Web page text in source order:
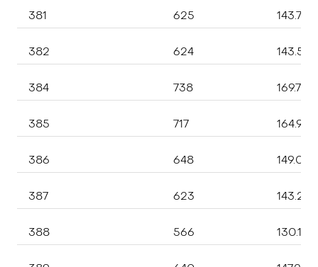
381 625
382 624
384 738
385 717
386 648
387 623
388 566